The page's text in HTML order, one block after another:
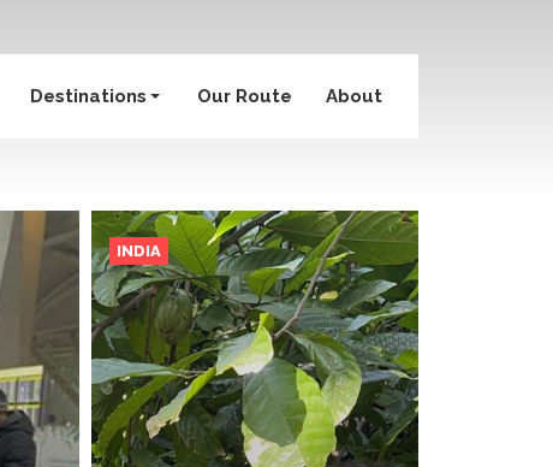
Destinations Our Route About
INDIA